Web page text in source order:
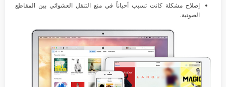
إصلاح مشكلة كانت تسبب أحياناً في منع التنقل العشوائي بين المقاطع
الصوتية.